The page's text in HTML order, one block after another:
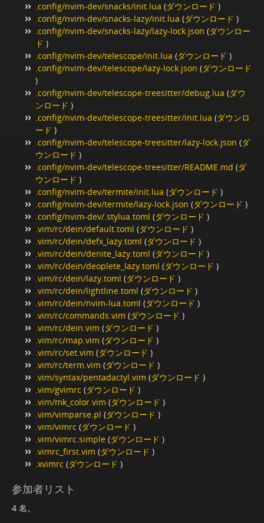
.config/nvim-dev/snacks/init.lua (ダウンロード )
.config/nvim-dev/snacks-lazy/init.lua (ダウンロード )
.config/nvim-dev/snacks-lazy/lazy-lock.json (ダウンロー
ド )
.config/nvim-dev/telescope/init.lua (ダウンロード )
.config/nvim-dev/telescope/lazy-lock.json (ダウンロード
)
.config/nvim-dev/telescope-treesitter/debug.lua (ダウ
ンロード )
.config/nvim-dev/telescope-treesitter/init.lua (ダウンロ
ード )
.config/nvim-dev/telescope-treesitter/lazy-lock.json (ダ
ウンロード )
.config/nvim-dev/telescope-treesitter/README.md (ダ
ウンロード )
.config/nvim-dev/termite/init.lua (ダウンロード )
.config/nvim-dev/termite/lazy-lock.json (ダウンロード )
.config/nvim-dev/.stylua.toml (ダウンロード )
.vim/rc/dein/default.toml (ダウンロード )
.vim/rc/dein/defx_lazy.toml (ダウンロード )
.vim/rc/dein/denite_lazy.toml (ダウンロード )
.vim/rc/dein/deoplete_lazy.toml (ダウンロード )
.vim/rc/dein/lazy.toml (ダウンロード )
.vim/rc/dein/lightline.toml (ダウンロード )
.vim/rc/dein/nvim-lua.toml (ダウンロード )
.vim/rc/commands.vim (ダウンロード )
.vim/rc/dein.vim (ダウンロード )
.vim/rc/map.vim (ダウンロード )
.vim/rc/set.vim (ダウンロード )
.vim/rc/term.vim (ダウンロード )
.vim/syntax/pentadactyl.vim (ダウンロード )
.vim/gvimrc (ダウンロード )
.vim/mk_color.vim (ダウンロード )
.vim/vimparse.pl (ダウンロード )
.vim/vimrc (ダウンロード )
.vim/vimrc.simple (ダウンロード )
.vimrc_first.vim (ダウンロード )
.xvimrc (ダウンロード )
参加者リスト
4 名。